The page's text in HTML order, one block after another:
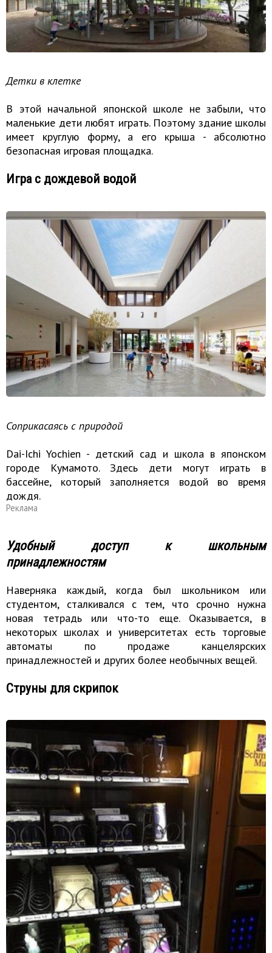
Детки в клетке
В этой начальной японской школе не забыли, что
маленькие дети любят играть. Поэтому здание школы
имеет круглую форму, а его крыша - абсолютно
безопасная игровая площадка.
Игра с дождевой водой
Соприкасаясь с природой
Dai-Ichi Yochien - детский сад и школа в японском
городе Кумамото. Здесь дети могут играть в
бассейне, который заполняется водой во время
дождя.
Реклама
Удобный доступ к школьным
принадлежностям
Наверняка каждый, когда был школьником или
студентом, сталкивался с тем, что срочно нужна
новая тетрадь или что-то еще. Оказывается, в
некоторых школах и университетах есть торговые
автоматы по продаже канцелярских
принадлежностей и других более необычных вещей.
Струны для скрипок